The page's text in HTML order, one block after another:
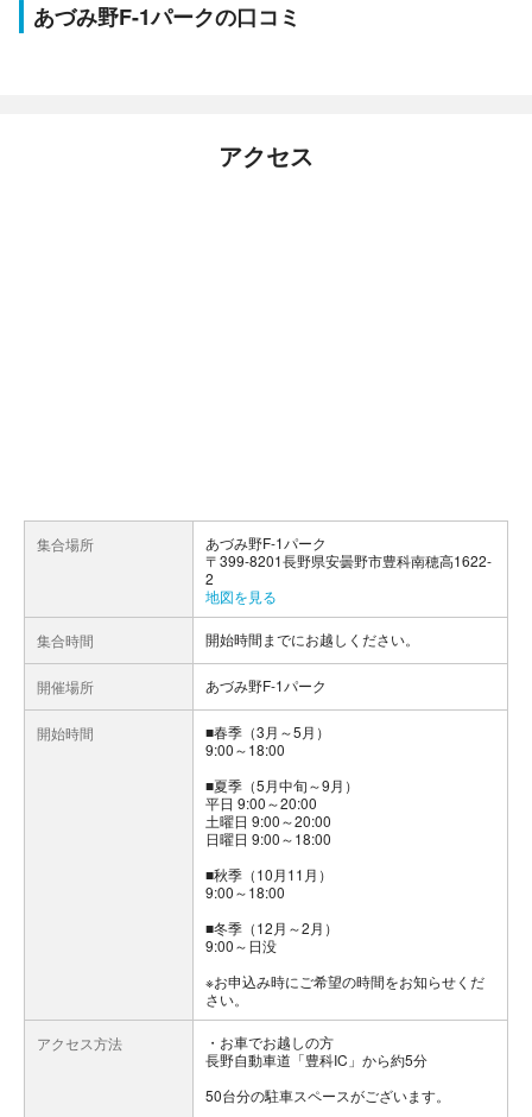
あづみ野F-1パークの口コミ
アクセス
集合場所
あづみ野F-1パーク
〒399-8201長野県安曇野市豊科南穂高1622-
2
地図を見る
集合時間 開始時間までにお越しください。
開催場所 あづみ野F-1パーク
開始時間
■春季（3月～5月）
9:00～18:00
■夏季（5月中旬～9月）
平日 9:00～20:00
土曜日 9:00～20:00
日曜日 9:00～18:00
■秋季（10月11月）
9:00～18:00
■冬季（12月～2月）
9:00～日没
※お申込み時にご希望の時間をお知らせくだ
さい。
アクセス方法
お車でお越しの方
長野自動車道「豊科IC」から約5分
50台分の駐車スペースがございます。